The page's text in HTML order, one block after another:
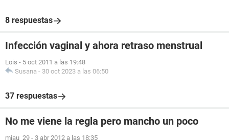
8 respuestas
Infección vaginal y ahora retraso menstrual
Lois - 5 oct 2011 a las 19:48
Susana - 30 oct 2023 a las 06:50
37 respuestas
No me viene la regla pero mancho un poco
miau_29 - 3 abr 2012 a las 18:35